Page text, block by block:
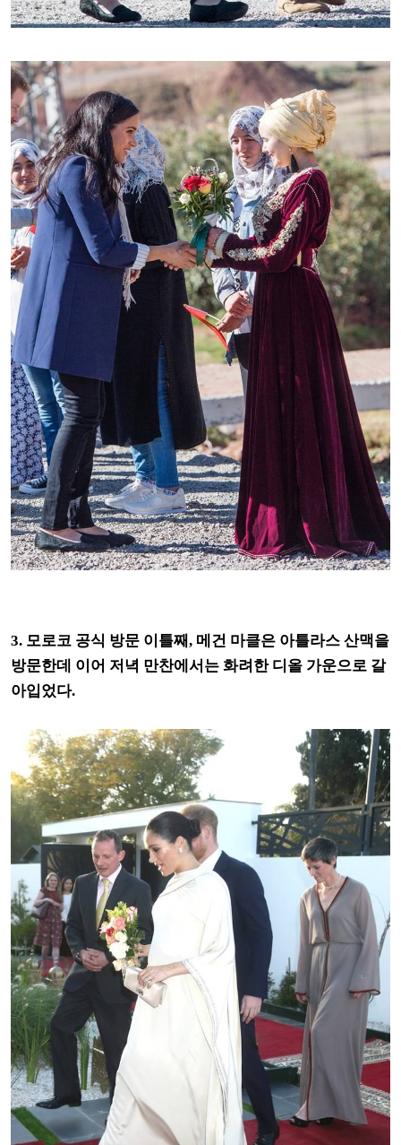
3. 모로코 공식 방문 이틀째, 메건 마클은 아틀라스 산맥을
방문한데 이어 저녁 만찬에서는 화려한 디올 가운으로 갈
아입었다.